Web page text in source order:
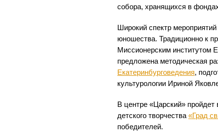
собора, хранящихся в
Широкий спектр
юношества. Традиционно к
Миссионерским институтом
предложена методическая
Екатеринбурговедения,
культурологии Ириной
В центре «Царский»
детского творчества«Град
победителей.